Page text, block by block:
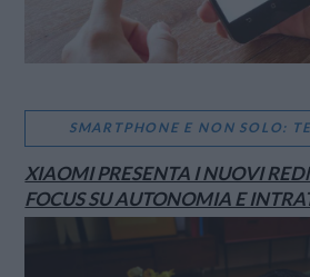
SMARTPHONE E NON SOLO:
XIAOMI PRESENTA I NUOVI
FOCUS SU AUTONOMIA E